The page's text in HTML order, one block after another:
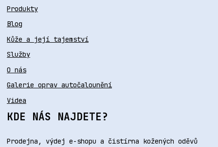
Produkty
Blog
Kůže a její tajemství
Služby
O nás
Galerie oprav autočalounění
Videa
KDE NÁS NAJDETE?
Prodejna, výdej e-shopu a čistírna kožených oděvů